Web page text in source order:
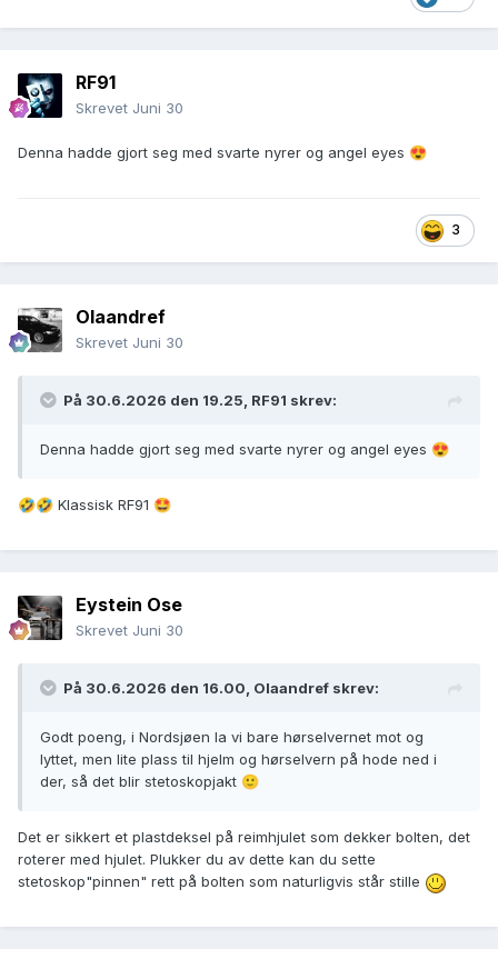
RF91
Skrevet Juni 30
Denna hadde gjort seg med svarte nyrer og angel eyes 😍
3
Olaandref
Skrevet Juni 30
På 30.6.2026 den 19.25, RF91 skrev:
Denna hadde gjort seg med svarte nyrer og angel eyes 😍
🤣🤣 Klassisk RF91 🤩
Eystein Ose
Skrevet Juni 30
På 30.6.2026 den 16.00, Olaandref skrev:
Godt poeng, i Nordsjøen la vi bare hørselvernet mot og
lyttet, men lite plass til hjelm og hørselvern på hode ned i
der, så det blir stetoskopjakt 🙂
Det er sikkert et plastdeksel på reimhjulet som dekker bolten, det
roterer med hjulet. Plukker du av dette kan du sette
stetoskop"pinnen" rett på bolten som naturligvis står stille